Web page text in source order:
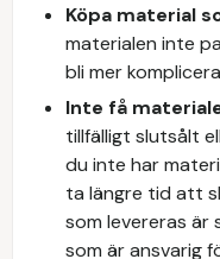
Köpa material
materialen inte
bli mer
Inte få
tillfälligt slutsålt
du inte har
ta längre tid att
som levereras är
som är ansvarig